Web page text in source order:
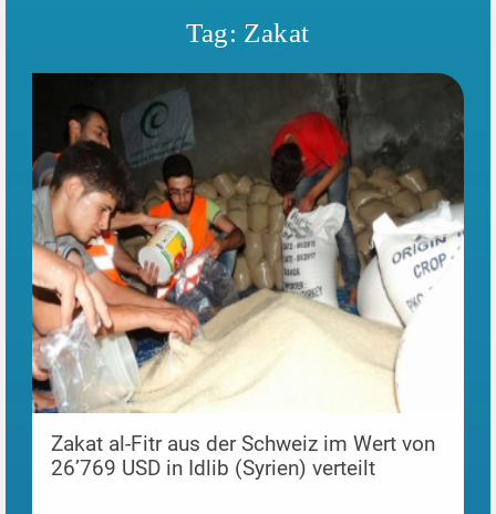
Tag: Zakat
Zakat al-Fitr aus der Schweiz im Wert von
26’769 USD in Idlib (Syrien) verteilt